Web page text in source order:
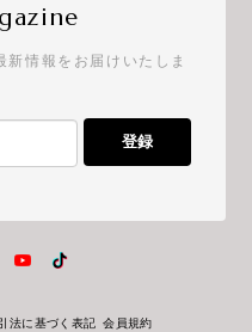
情報をお届けいたしま
登録
法に基づく表記 会員規約